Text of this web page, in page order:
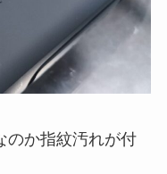
のか指紋汚れが付